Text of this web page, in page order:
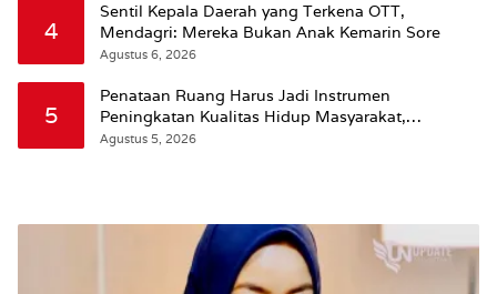
4
Sentil Kepala Daerah yang Terkena OTT,
Mendagri: Mereka Bukan Anak Kemarin Sore
Agustus 6, 2026
5
Penataan Ruang Harus Jadi Instrumen
Peningkatan Kualitas Hidup Masyarakat,
Wattimena: Revisi RT-RW Ditetapkan Pemkot
Agustus 5, 2026